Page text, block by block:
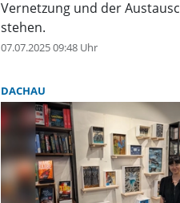
Vernetzung und der
stehen.
07.07.2025 09:48 Uhr
DACHAU